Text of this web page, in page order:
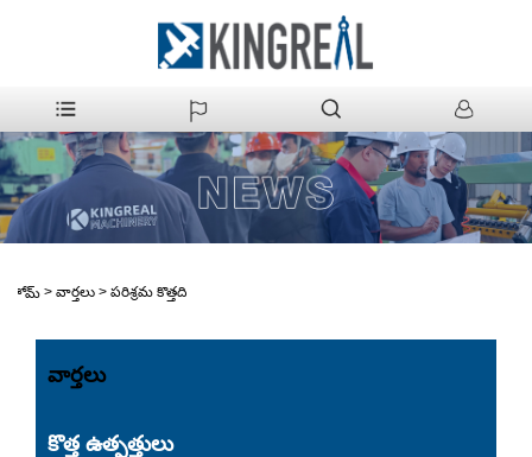
హోమ్ > వార్తలు > పరిశ్రమ కొత్తది
వార్తలు
కొత్త ఉత్పత్తులు